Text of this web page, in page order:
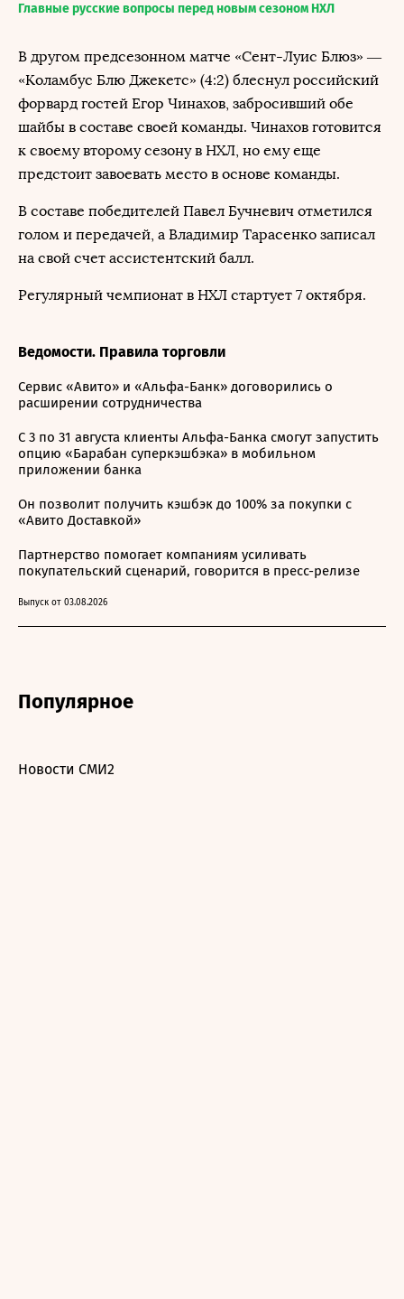
Главные русские вопросы перед новым сезоном НХЛ
В другом предсезонном матче «Сент-Луис Блюз» —
«Коламбус Блю Джекетс» (4:2) блеснул российский
форвард гостей Егор Чинахов, забросивший обе
шайбы в составе своей команды. Чинахов готовится
к своему второму сезону в НХЛ, но ему еще
предстоит завоевать место в основе команды.
В составе победителей Павел Бучневич отметился
голом и передачей, а Владимир Тарасенко записал
на свой счет ассистентский балл.
Регулярный чемпионат в НХЛ стартует 7 октября.
Ведомости. Правила торговли
Сервис «Авито» и «Альфа-Банк» договорились о
расширении сотрудничества
С 3 по 31 августа клиенты Альфа-Банка смогут запустить
опцию «Барабан суперкэшбэка» в мобильном
приложении банка
Он позволит получить кэшбэк до 100% за покупки с
«Авито Доставкой»
Партнерство помогает компаниям усиливать
покупательский сценарий, говорится в пресс-релизе
Выпуск от 03.08.2026
Популярное
Новости СМИ2